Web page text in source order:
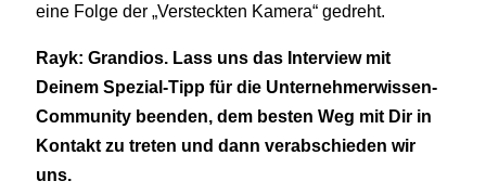
eine Folge der „Versteckten Kamera“ gedreht.
Rayk: Grandios. Lass uns das Interview mit
Deinem Spezial-Tipp für die Unternehmerwissen-
Community beenden, dem besten Weg mit Dir in
Kontakt zu treten und dann verabschieden wir
uns.